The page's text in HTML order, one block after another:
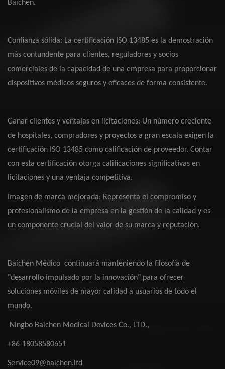
Baichen.
Confianza sólida: La certificación ISO 13485 es la demostración
más contundente para clientes, reguladores y socios
comerciales de la capacidad de una empresa para proporcionar
dispositivos médicos seguros y eficaces de forma consistente.
Ganar clientes y ventajas en licitaciones: Un número creciente
de hospitales, compradores y proyectos a gran escala exigen la
certificación ISO 13485 como calificación de proveedor. Contar
con esta certificación otorga calificaciones significativas en
licitaciones y una ventaja competitiva.
Imagen de marca mejorada: Representa el compromiso y
profesionalismo de la empresa en la gestión de la calidad y es
un componente crucial del valor de su marca y reputación.
Baichen Médico continuará manteniendo la filosofía de
"desarrollo impulsado por la innovación" para ofrecer
soluciones móviles de mayor calidad a usuarios de todo el
mundo.
Ningbo Baichen Medical Devices Co., LTD.,
+86-18058580651
Service09@baichen.ltd